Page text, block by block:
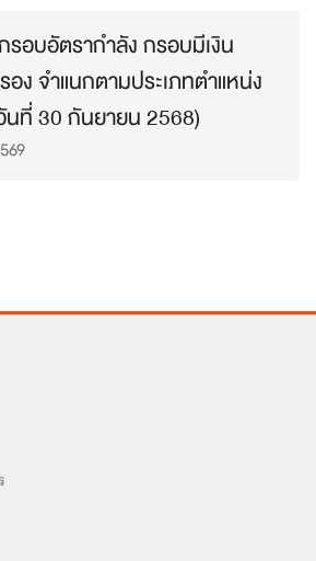
อบอัตรากำลัง กรอบมีเงิน
ง จำแนกตามประเภทตำแหน่ง
ที่ 30 กันยายน 2568)